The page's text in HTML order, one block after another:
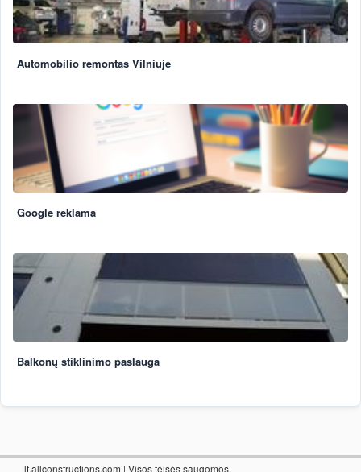
Automobilio remontas Vilniuje
Google reklama
Balkonų stiklinimo paslauga
lt.allconstructions.com | Visos teisės saugomos.